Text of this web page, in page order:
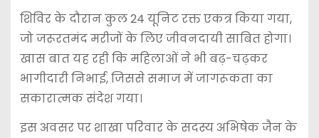
शिविर के दौरान कुल 24 यूनिट रक्त एकत्र किया गया,
जो जरूरतमंद मरीजों के लिए जीवनदायी साबित होगा।
खास बात यह रही कि महिलाओं ने भी बढ़-चढ़कर
भागीदारी निभाई, जिससे समाज में जागरूकता का
सकारात्मक संदेश गया।
इस अवसर पर शाखा परिवार के सदस्य अभिषेक जैन के